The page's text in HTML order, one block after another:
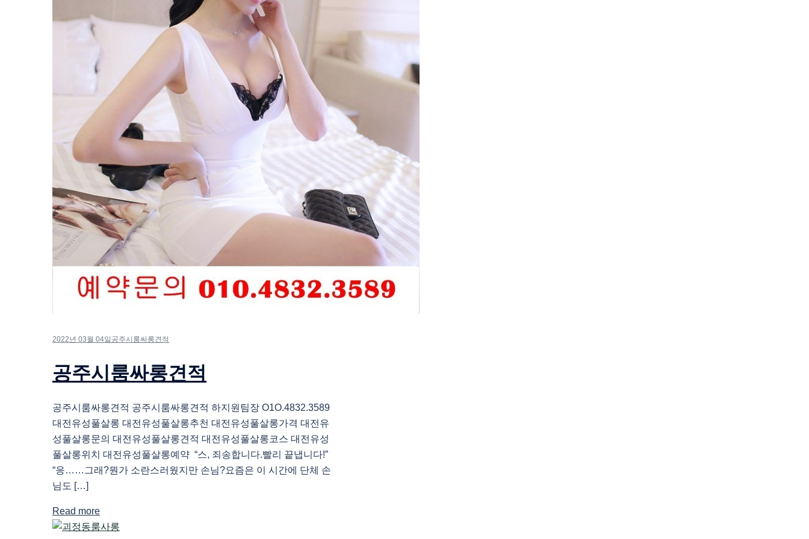
2022년 03월 04일 공주시룸싸롱견적
공주시룸싸롱견적
공주시룸싸롱견적 공주시룸싸롱견적 하지원팀장 O1O.4832.3589
대전유성풀살롱 대전유성풀살롱추천 대전유성풀살롱가격 대전유
성풀살롱문의 대전유성풀살롱견적 대전유성풀살롱코스 대전유성
풀살롱위치 대전유성풀살롱예약 “스, 죄송합니다.빨리 끝냅니다!”
“응……그래?뭔가 소란스러웠지만 손님?요즘은 이 시간에 단체 손
님도 […]
Read more